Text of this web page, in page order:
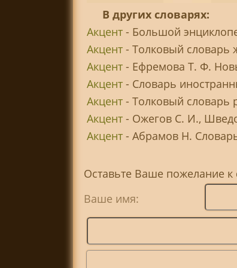
В других словарях:
Акцент- Большой
Акцент- Толковый словарь
Акцент- Ефремова Т. Ф.
Акцент- Словарь
Акцент- Толковый словарь
Акцент- Ожегов С. И.,
Акцент- Абрамов Н.
Оставьте Ваше пожелание к
Ваше имя: